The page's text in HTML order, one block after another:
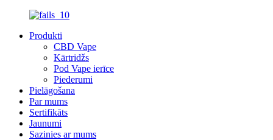
Produkti
CBD Vape
Kārtridžs
Pod Vape ierīce
Piederumi
Pielāgošana
Par mums
Sertifikāts
Jaunumi
Sazinies ar mums